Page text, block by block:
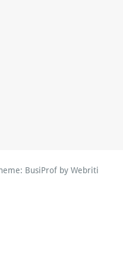
BusiProf by Webriti